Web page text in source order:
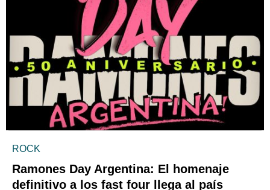
ROCK
Ramones Day Argentina: El homenaje
definitivo a los fast four llega al país